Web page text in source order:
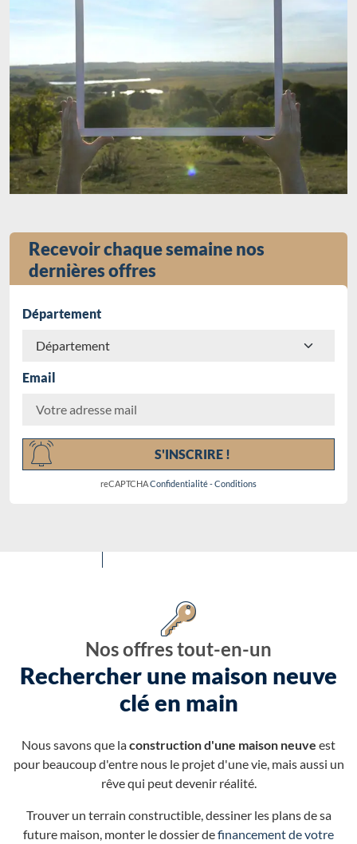
Recevoir chaque semaine nos
dernières offres
Département
Email
S'INSCRIRE !
reCAPTCHAConfidentialité-Conditions
Nos offres tout-en-un
Rechercher une maison neuve
clé en main
Nous savons que laconstruction d'une maison neuve est
pour beaucoup d'entre nous le projet d'une vie, mais aussi un
rêve qui peut devenir réalité.
Trouver un terrain constructible, dessiner les plans de sa
future maison, monter le dossier definancement de votre